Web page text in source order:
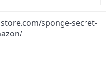
sponge-secret-